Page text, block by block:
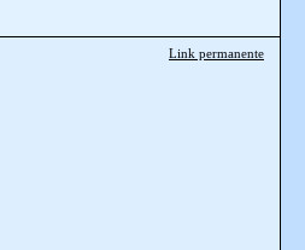
Link permanente